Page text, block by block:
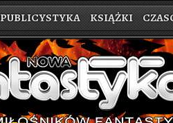
PUBLICYSTYKA KSIĄŻKI